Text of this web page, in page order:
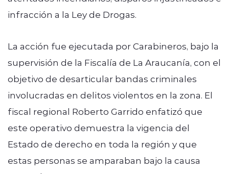
infracción a la Ley de Drogas.
La acción fue ejecutada por Carabineros, bajo la
supervisión de la Fiscalía de La Araucanía, con el
objetivo de desarticular bandas criminales
involucradas en delitos violentos en la zona. El
fiscal regional Roberto Garrido enfatizó que
este operativo demuestra la vigencia del
Estado de derecho en toda la región y que
estas personas se amparaban bajo la causa